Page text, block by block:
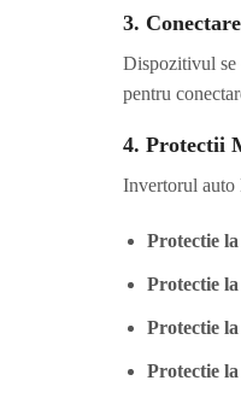
3.
Dispozitivul se
pentru
4. Protectii
Invertorul auto
Protectie
Protectie
Protectie
Protectie